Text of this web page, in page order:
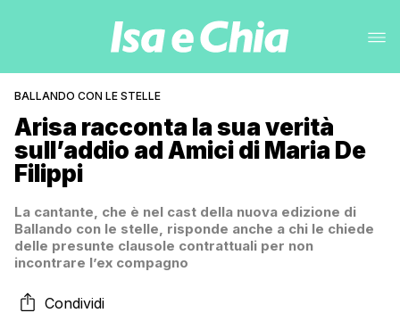
BALLANDO CON LE STELLE
Arisa racconta la sua verità
sull’addio ad Amici di Maria De
Filippi
La cantante, che è nel cast della nuova edizione di
Ballando con le stelle, risponde anche a chi le chiede
delle presunte clausole contrattuali per non
incontrare l’ex compagno
Condividi